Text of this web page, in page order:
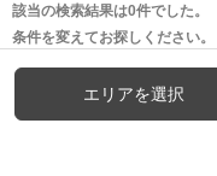
該当の検索結果は0件でした。
条件を変えてお探しください。
エリアを選択